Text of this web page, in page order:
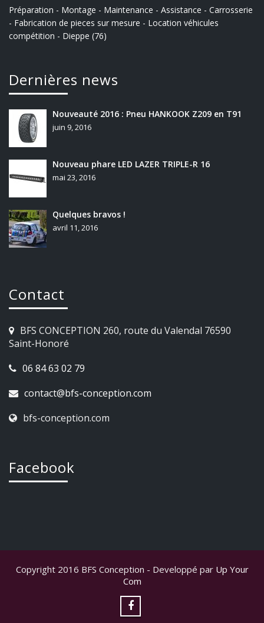
Préparation - Montage - Maintenance - Assistance - Carrosserie
- Fabrication de pieces sur mesure - Location véhicules
compétition - Dieppe (76)
Dernières news
Nouveauté 2016 : Pneu HANKOOK Z209 en T91
juin 9, 2016
Nouveau phare LED LAZER TRIPLE-R 16
mai 23, 2016
Quelques bravos !
avril 11, 2016
Contact
BFS CONCEPTION 260, route du Valendal 76590
Saint-Honoré
06 84 63 02 79
contact@bfs-conception.com
bfs-conception.com
Facebook
Copyright 2016 BFS Conception - Developpé par Up Your
Com